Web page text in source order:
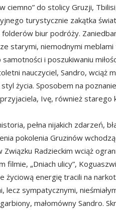
w ciemno” do stolicy Gruzji,
turystycznie zakątka
folderów biur podróży.
starymi, niemodnymi
i poszukiwaniu
nauczyciel, Sandro, wciąż
życia. Sposobem na
Ivę, również starego
pełna nijakich zdarzeń,
pokolenia Gruzinów
Związku Radzieckim wciąż
filmie, „Dniach ulicy”,
życiową energię tracili na
lecz sympatycznymi,
małomówny Sandro.